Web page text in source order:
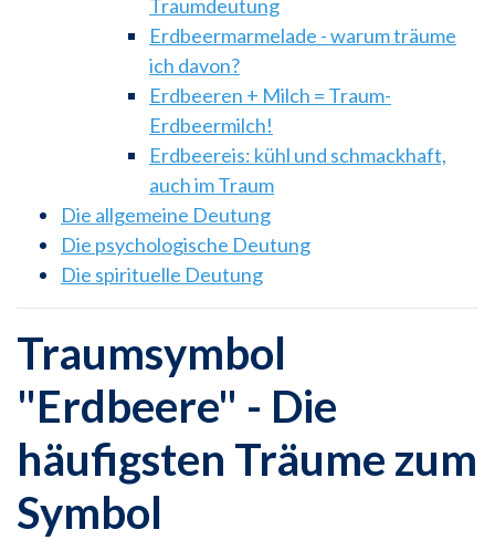
Traumdeutung
Erdbeermarmelade - warum träume
ich davon?
Erdbeeren + Milch = Traum-
Erdbeermilch!
Erdbeereis: kühl und schmackhaft,
auch im Traum
Die allgemeine Deutung
Die psychologische Deutung
Die spirituelle Deutung
Traumsymbol
"Erdbeere" - Die
häufigsten Träume zum
Symbol